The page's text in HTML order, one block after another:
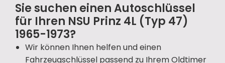
Sie suchen einen Autoschlüssel
für Ihren NSU Prinz 4L (Typ 47)
1965-1973?
Wir können Ihnen helfen und einen
Fahrzeugschlüssel passend zu Ihrem Oldtimer